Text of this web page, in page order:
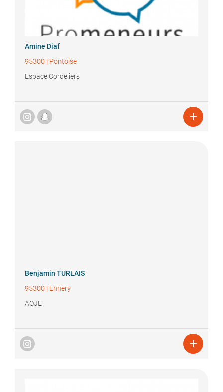
Amine Diaf
95300 | Pontoise
Espace Cordeliers

Benjamin TURLAIS
95300 | Ennery
AOJE
